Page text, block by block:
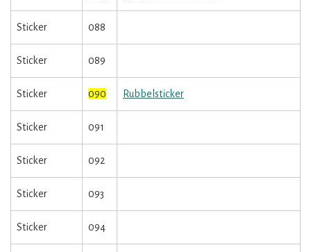
Sticker 088
Sticker 089
Sticker 090 Rubbelsticker
Sticker 091
Sticker 092
Sticker 093
Sticker 094